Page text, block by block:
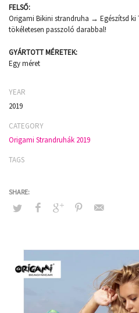
FELSŐ:
Origami Bikini strandruha → Egészítsd ki
tökéletesen passzoló darabbal!
GYÁRTOTT MÉRETEK:
Egy méret
YEAR
2019
CATEGORY
Origami Strandruhák 2019
TAGS